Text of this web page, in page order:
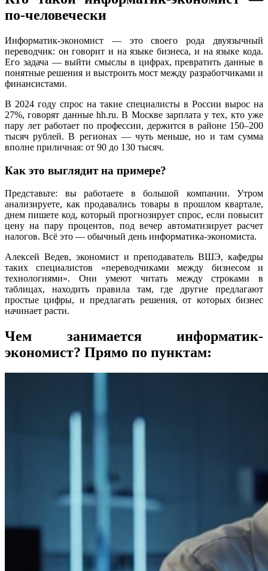
по-человечески
Информатик-экономист — это своего рода двуязычный
переводчик: он говорит и на языке бизнеса, и на языке кода.
Его задача — выйти смыслы в цифрах, превратить данные в
понятные решения и выстроить мост между разработчиками и
финансистами.
В 2024 году спрос на такие специалисты в России вырос на
27%, говорят данные hh.ru. В Москве зарплата у тех, кто уже
пару лет работает по профессии, держится в районе 150–200
тысяч рублей. В регионах — чуть меньше, но и там сумма
вполне приличная: от 90 до 130 тысяч.
Как это выглядит на примере?
Представьте: вы работаете в большой компании. Утром
анализируете, как продавались товары в прошлом квартале,
днем пишете код, который прогнозирует спрос, если повысит
цену на пару процентов, под вечер автоматизирует расчет
налогов. Всё это — обычный день информатика-экономиста.
Алексей Ведев, экономист и преподаватель ВШЭ, кафедры
таких специалистов «переводчиками между бизнесом и
технологиями». Они умеют читать между строками в
таблицах, находить правила там, где другие предлагают
простые цифры, и предлагать решения, от которых бизнес
начинает расти.
Чем занимается информатик-
экономист? Прямо по пунктам: